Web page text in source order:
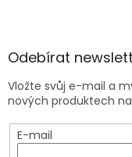
Odebírat
Vložte svůj e-mail a
nových produktech
E-mail